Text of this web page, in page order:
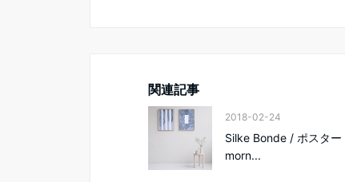
関連記事
2018-02-24
Silke Bonde / ポスタ
morn...